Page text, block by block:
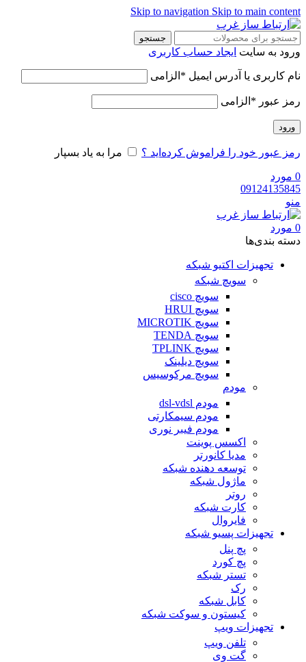
Skip to navigation Skip to main content
جستجو
ورود به سایت ایجاد حساب کاربری
نام کاربری یا آدرس ایمیل * الزامی
رمز عبور * الزامی
ورود
رمز عبور خود را فراموش کرده‌اید ؟ مرا به یاد بسپار
0 مورد
09124135845
منو
0 مورد
دسته‌ بندی‌ها
تجهیزات اکتیو شبکه
سویچ شبکه
سویچ cisco
سویچ HRUI
سویچ MICROTIK
سویچ TENDA
سویچ TPLINK
سویچ دیلینک
سویچ مرکوسیس
مودم
مودم dsl-vdsl
مودم سیمکارتی
مودم فیبر نوری
اکسس پوینت
مدیا کانورتر
توسعه دهنده شبکه
ماژول شبکه
روتر
کارت شبکه
فایروال
تجهیزات پسیو شبکه
پچ پنل
پچ کورد
تستر شبکه
رک
کابل شبکه
کیستون و سوکت شبکه
تجهیزات ویپ
تلفن ویپ
گت وی